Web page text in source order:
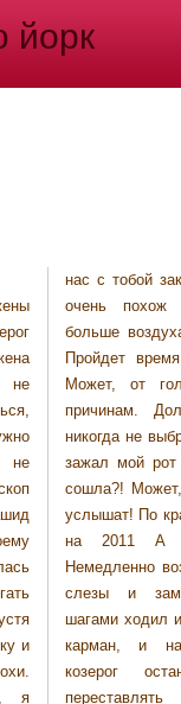
йорк
не
не
и
я
нас с тобой
в
то
Хотя,
Дед
и с